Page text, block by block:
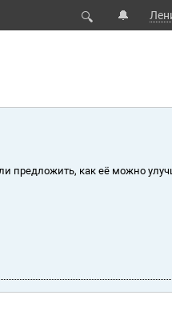
🔍 🔔
предложить, как её можно